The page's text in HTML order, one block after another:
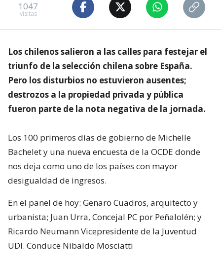
1047
visitas
Los chilenos salieron a las calles para festejar el
triunfo de la selección chilena sobre España.
Pero los disturbios no estuvieron ausentes;
destrozos a la propiedad privada y pública
fueron parte de la nota negativa de la jornada.
Los 100 primeros días de gobierno de Michelle
Bachelet y una nueva encuesta de la OCDE donde
nos deja como uno de los países con mayor
desigualdad de ingresos.
En el panel de hoy: Genaro Cuadros, arquitecto y
urbanista; Juan Urra, Concejal PC por Peñalolén; y
Ricardo Neumann Vicepresidente de la Juventud
UDI. Conduce Nibaldo Mosciatti